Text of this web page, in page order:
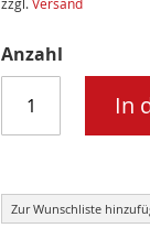
Anzahl
In
Zur Wunschliste